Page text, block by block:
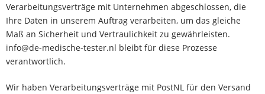
Verarbeitungsverträge mit Unternehmen abgeschlossen, die
Ihre Daten in unserem Auftrag verarbeiten, um das gleiche
Maß an Sicherheit und Vertraulichkeit zu gewährleisten.
info@de-medische-tester.nl bleibt für diese Prozesse
verantwortlich.
Wir haben Verarbeitungsverträge mit PostNL für den Versand